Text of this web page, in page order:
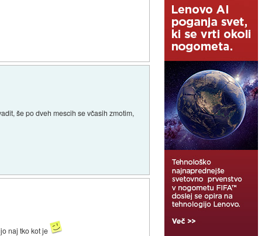
še po dveh mescih se včasih zmotim,
naj tko kot je